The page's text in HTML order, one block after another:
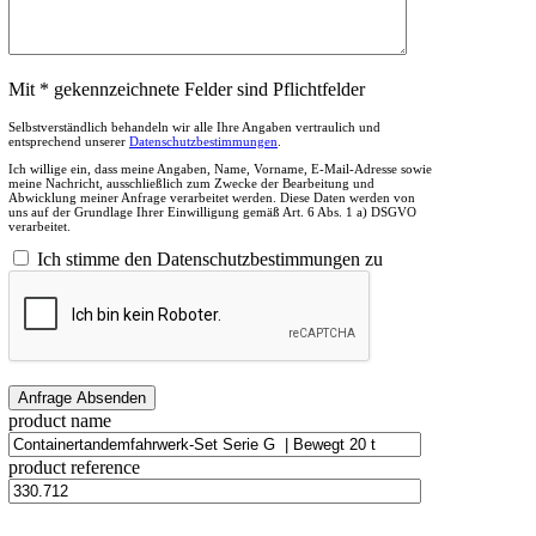
Mit * gekennzeichnete Felder sind Pflichtfelder
Selbstverständlich behandeln wir alle Ihre Angaben vertraulich und
entsprechend unserer Datenschutzbestimmungen
Ich willige ein, dass meine Angaben, Name, Vorname, E-Mail-Adresse sowie
meine Nachricht, ausschließlich zum Zwecke der Bearbeitung und
Abwicklung meiner Anfrage verarbeitet werden. Diese Daten werden von
uns auf der Grundlage Ihrer Einwilligung gemäß Art. 6 Abs. 1 a) DSGVO
verarbeitet.
Ich stimme den Datenschutzbestimmungen zu
product name
product reference